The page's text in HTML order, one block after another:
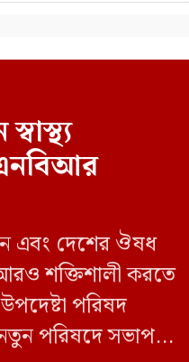
এনবিআর
এবং দেশের ঔষধ
শক্তিশালী করতে
পরিষদ
পরিষদে সভাপতি